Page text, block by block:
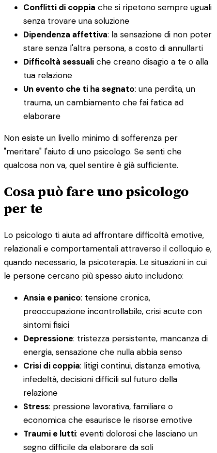
Conflitti di coppia che si ripetono sempre uguali
senza trovare una soluzione
Dipendenza affettiva: la sensazione di non poter
stare senza l'altra persona, a costo di annullarti
Difficoltà sessuali che creano disagio a te o alla
tua relazione
Un evento che ti ha segnato: una perdita, un
trauma, un cambiamento che fai fatica ad
elaborare
Non esiste un livello minimo di sofferenza per
"meritare" l'aiuto di uno psicologo. Se senti che
qualcosa non va, quel sentire è già sufficiente.
Cosa può fare uno psicologo
per te
Lo psicologo ti aiuta ad affrontare difficoltà emotive,
relazionali e comportamentali attraverso il colloquio e,
quando necessario, la psicoterapia. Le situazioni in cui
le persone cercano più spesso aiuto includono:
Ansia e panico: tensione cronica,
preoccupazione incontrollabile, crisi acute con
sintomi fisici
Depressione: tristezza persistente, mancanza di
energia, sensazione che nulla abbia senso
Crisi di coppia: litigi continui, distanza emotiva,
infedeltà, decisioni difficili sul futuro della
relazione
Stress: pressione lavorativa, familiare o
economica che esaurisce le risorse emotive
Traumi e lutti: eventi dolorosi che lasciano un
segno difficile da elaborare da soli